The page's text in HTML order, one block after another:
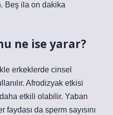
Beş ila on dakika
ne ise yarar?
erkeklerde cinsel
Afrodizyak etkisi
etkili olabilir. Yaban
da sperm sayısını